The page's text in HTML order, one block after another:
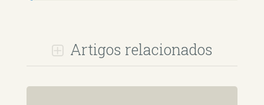
Artigos relacionados